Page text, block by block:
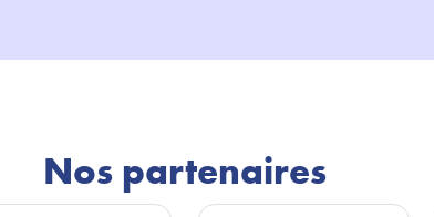
Nos partenaires